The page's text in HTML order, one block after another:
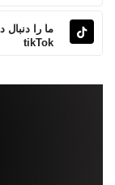
ما را دنبال
tikTok